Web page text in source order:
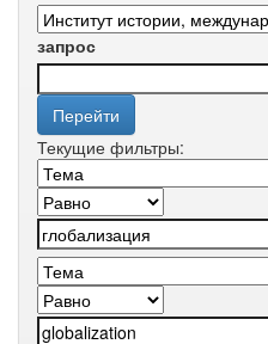
запрос
Текущие фильтры: